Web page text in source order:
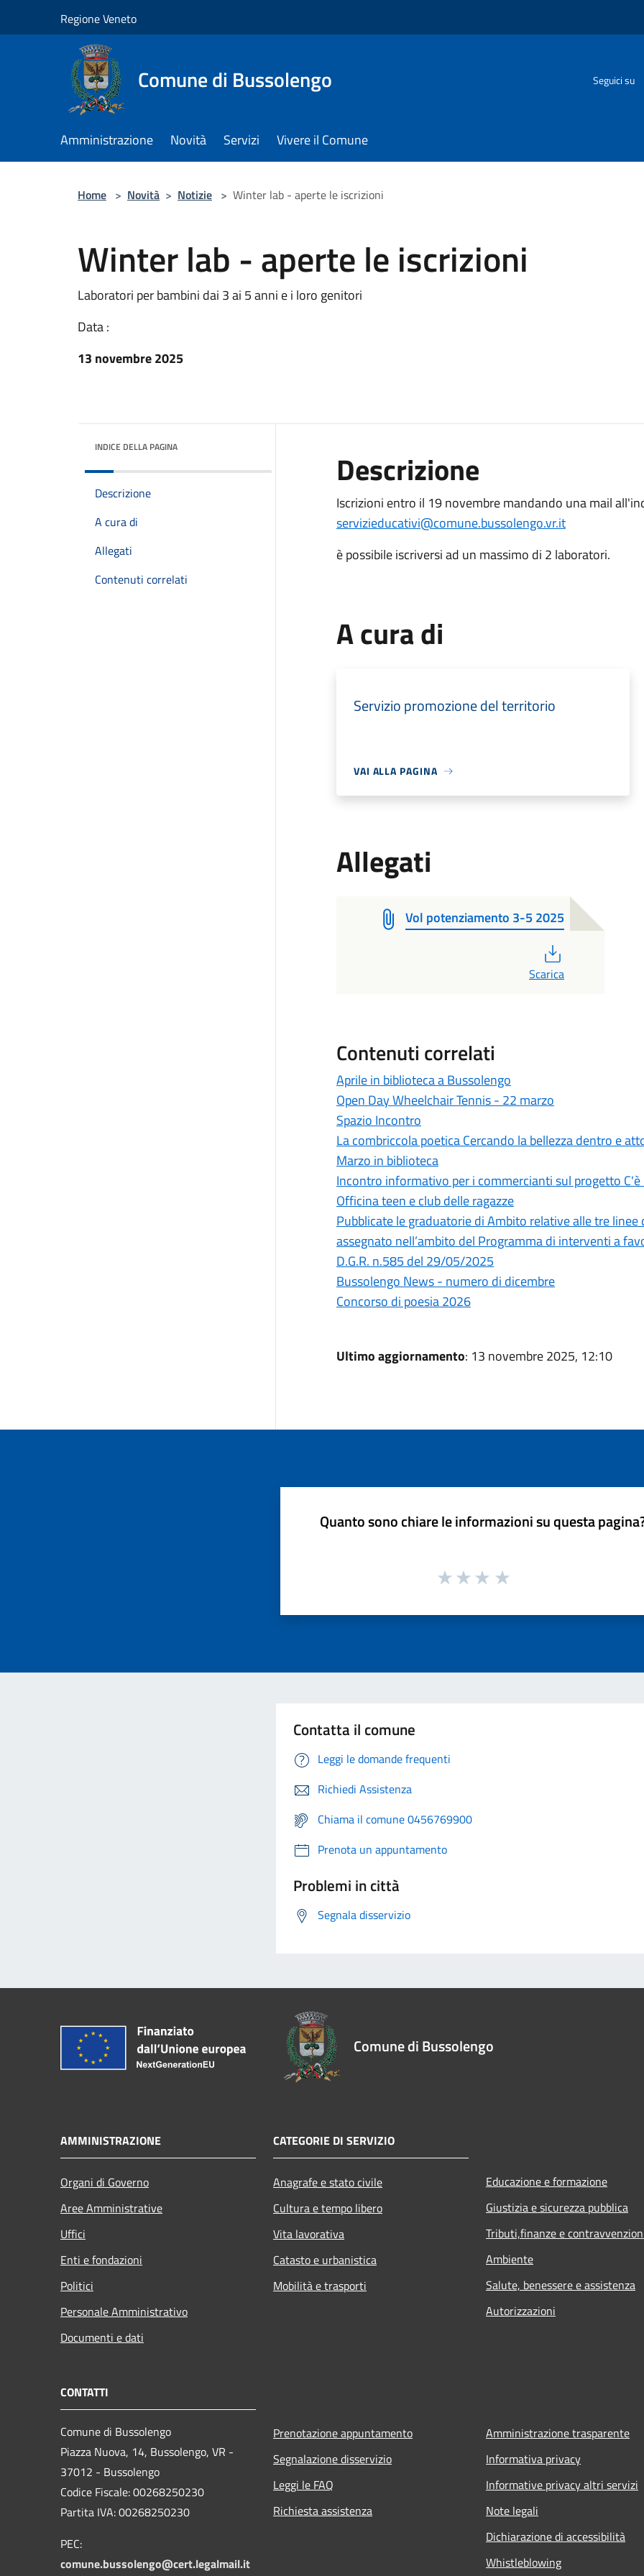
Regione Veneto
Comune di Bussolengo Seguici su
Amministrazione Novità Servizi Vivere il Comune
Home > Novità > Notizie > Winter lab - aperte le iscrizioni
Winter lab - aperte le iscrizioni
Laboratori per bambini dai 3 ai 5 anni e i loro genitori
Data :
13 novembre 2025
INDICE DELLA PAGINA
Descrizione
A cura di
Allegati
Contenuti correlati
Descrizione
Iscrizioni entro il 19 novembre mandando una mail
servizieducativi@comune.bussolengo.vr.it
è possibile iscriversi ad un massimo di 2 laboratori.
A cura di
Servizio promozione del territorio
VAI ALLA PAGINA
Allegati
Vol potenziamento 3-5 2025
Scarica
Contenuti correlati
Aprile in biblioteca a Bussolengo
Open Day Wheelchair Tennis - 22 marzo
Spazio Incontro
La combriccola poetica Cercando la bellezza dentro e
Marzo in biblioteca
Incontro informativo per i commercianti sul progetto C'è
Officina teen e club delle ragazze
Pubblicate le graduatorie di Ambito relative alle tre
assegnato nell’ambito del Programma di interventi a
D.G.R. n.585 del 29/05/2025
Bussolengo News - numero di dicembre
Concorso di poesia 2026
Ultimo aggiornamento: 13 novembre 2025, 12:10
Quanto sono chiare le informazioni su questa
Contatta il comune
Leggi le domande frequenti
Richiedi Assistenza
Chiama il comune 0456769900
Prenota un appuntamento
Problemi in città
Segnala disservizio
Comune di Bussolengo
AMMINISTRAZIONE
Organi di Governo
Aree Amministrative
Uffici
Enti e fondazioni
Politici
Personale Amministrativo
Documenti e dati
CATEGORIE DI SERVIZIO
Anagrafe e stato civile
Cultura e tempo libero
Vita lavorativa
Catasto e urbanistica
Mobilità e trasporti
Educazione e formazione
Giustizia e sicurezza pubblica
Tributi,finanze e
Ambiente
Salute, benessere e assistenza
Autorizzazioni
CONTATTI
Comune di Bussolengo
Piazza Nuova, 14, Bussolengo, VR -
37012 - Bussolengo
Codice Fiscale: 00268250230
Partita IVA: 00268250230
PEC:
comune.bussolengo@cert.legalmail.it
Prenotazione appuntamento
Segnalazione disservizio
Leggi le FAQ
Richiesta assistenza
Amministrazione trasparente
Informativa privacy
Informative privacy altri servizi
Note legali
Dichiarazione di accessibilità
Whistleblowing